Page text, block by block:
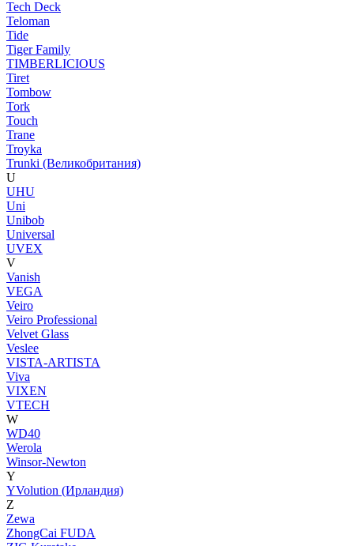
Tech Deck
Teloman
Tide
Tiger Family
TIMBERLICIOUS
Tiret
Tombow
Tork
Touch
Trane
Troyka
Trunki (Великобритания)
U
UHU
Uni
Unibob
Universal
UVEX
V
Vanish
VEGA
Veiro
Veiro Professional
Velvet Glass
Veslee
VISTA-ARTISTA
Viva
VIXEN
VTECH
W
WD40
Werola
Winsor-Newton
Y
YVolution (Ирландия)
Z
Zewa
ZhongCai FUDA